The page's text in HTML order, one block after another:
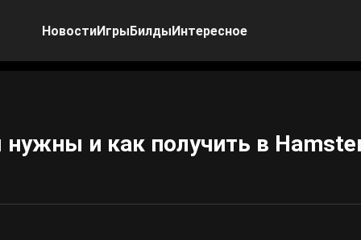
НовостиИгрыБилдыИнтересное
и как получить в